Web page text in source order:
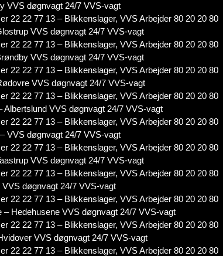
VVS døgnvagt 24/7 VVS-vagt
22 22 77 13 – Blikkenslager, VVS Arbejder 80 20 20 80
VVS døgnvagt 24/7 VVS-vagt
22 22 77 13 – Blikkenslager, VVS Arbejder 80 20 20 80
VVS døgnvagt 24/7 VVS-vagt
22 22 77 13 – Blikkenslager, VVS Arbejder 80 20 20 80
VVS døgnvagt 24/7 VVS-vagt
22 22 77 13 – Blikkenslager, VVS Arbejder 80 20 20 80
Albertslund VVS døgnvagt 24/7 VVS-vagt
22 22 77 13 – Blikkenslager, VVS Arbejder 80 20 20 80
VVS døgnvagt 24/7 VVS-vagt
22 22 77 13 – Blikkenslager, VVS Arbejder 80 20 20 80
VVS døgnvagt 24/7 VVS-vagt
22 22 77 13 – Blikkenslager, VVS Arbejder 80 20 20 80
døgnvagt 24/7 VVS-vagt
22 22 77 13 – Blikkenslager, VVS Arbejder 80 20 20 80
– Hedehusene VVS døgnvagt 24/7 VVS-vagt
22 22 77 13 – Blikkenslager, VVS Arbejder 80 20 20 80
VVS døgnvagt 24/7 VVS-vagt
22 22 77 13 – Blikkenslager, VVS Arbejder 80 20 20 80